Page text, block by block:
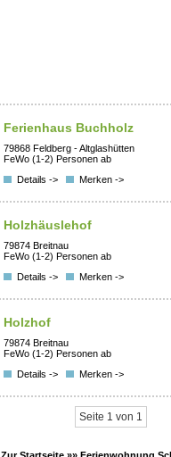
Ferienhaus Buchholz
79868 Feldberg - Altglashütten
FeWo (1-2) Personen ab
Details ->
Merken ->
Holzhäuslehof
79874 Breitnau
FeWo (1-2) Personen ab
Details ->
Merken ->
Holzhof
79874 Breitnau
FeWo (1-2) Personen ab
Details ->
Merken ->
Seite 1 von 1